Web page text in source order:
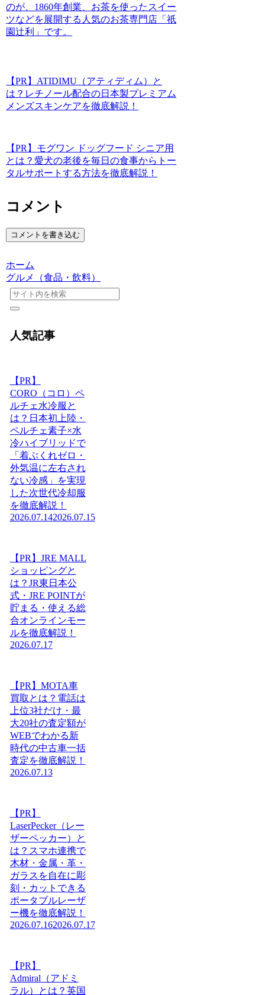
のが、1860年創業、お茶を使ったスイー
ツなどを展開する人気のお茶専門店「祇
園辻利」です。
【PR】ATIDIMU（アティディム）と
は？レチノール配合の日本製プレミアム
メンズスキンケアを徹底解説！
【PR】モグワン ドッグフード シニア用
とは？愛犬の老後を毎日の食事からトー
タルサポートする方法を徹底解説！
コメント
コメントを書き込む
ホーム
グルメ（食品・飲料）
人気記事
【PR】
CORO（コロ）ペ
ルチェ水冷服と
は？日本初上陸・
ペルチェ素子×水
冷ハイブリッドで
「着ぶくれゼロ・
外気温に左右され
ない冷感」を実現
した次世代冷却服
を徹底解説！
2026.07.142026.07.15
【PR】JRE MALL
ショッピングと
は？JR東日本公
式・JRE POINTが
貯まる・使える総
合オンラインモー
ルを徹底解説！
2026.07.17
【PR】MOTA車
買取とは？電話は
上位3社だけ・最
大20社の査定額が
WEBでわかる新
時代の中古車一括
査定を徹底解説！
2026.07.13
【PR】
LaserPecker（レー
ザーペッカー）と
は？スマホ連携で
木材・金属・革・
ガラスを自在に彫
刻・カットできる
ポータブルレーザ
ー機を徹底解説！
2026.07.162026.07.17
【PR】
Admiral（アドミ
ラル）とは？英国